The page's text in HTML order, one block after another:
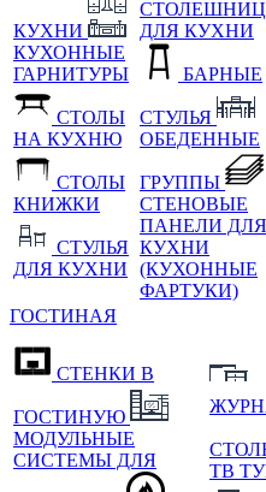
КУХНИ
КУХОННЫЕ
ГАРНИТУРЫ
СТОЛЫ
НА КУХНЮ
СТОЛЫ
КНИЖКИ
СТУЛЬЯ
ДЛЯ КУХНИ
ДЛЯ КУХНИ
БАРНЫЕ
СТУЛЬЯ
ОБЕДЕННЫЕ
ГРУППЫ
СТЕНОВЫЕ
ПАНЕЛИ ДЛЯ
КУХНИ
(КУХОННЫЕ
ФАРТУКИ)
ГОСТИНАЯ
СТЕНКИ В
ГОСТИНУЮ
МОДУЛЬНЫЕ
СИСТЕМЫ ДЛЯ
ТВ